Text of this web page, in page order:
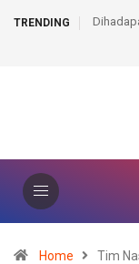
TRENDING
Home Tim